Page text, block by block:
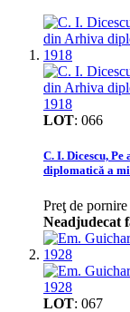
LOT: 066
C. I. Dicescu,
diplomatică a
Preţ de pornire
Neadjudecat
LOT: 067